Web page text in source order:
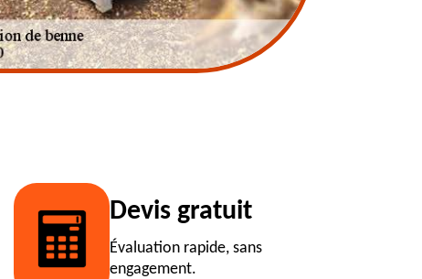
Devis gratuit
Évaluation rapide, sans
engagement.